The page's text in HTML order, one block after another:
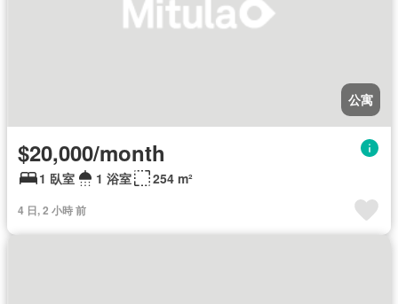
公寓
$20,000/month
1 臥室 1 浴室 254 m²
4 日, 2 小時 前